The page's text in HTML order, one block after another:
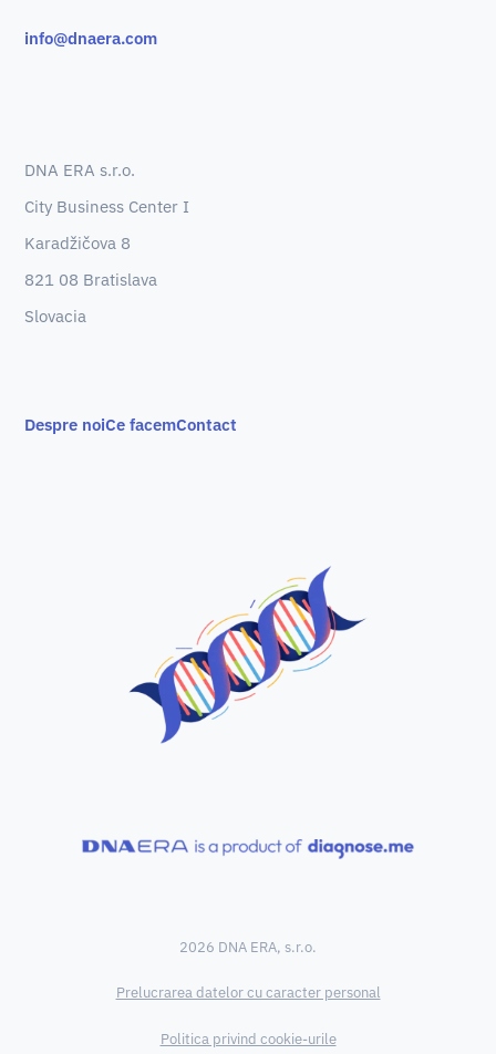
info@dnaera.com
DNA ERA s.r.o.
City Business Center I
Karadžičova 8
821 08 Bratislava
Slovacia
Despre noiCe facemContact
2026 DNA ERA, s.r.o.
Prelucrarea datelor cu caracter personal
Politica privind cookie-urile